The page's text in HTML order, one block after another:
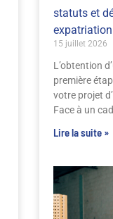
statuts et
expatriation
15 juillet 2026
L’obtention
première
votre projet
Face à un
Lire la suite »